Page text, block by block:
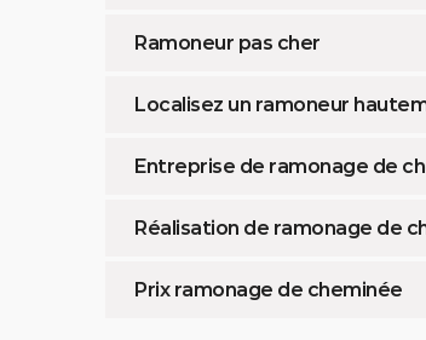
Ramoneur pas cher
Localisez un ramoneur
Entreprise de ramonage de
Réalisation de ramonage de
Prix ramonage de cheminée